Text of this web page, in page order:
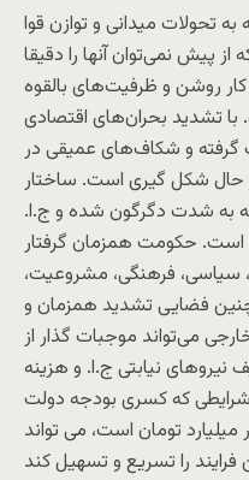
به تحولات میدانی و توازن قوا
پیش نمی‌توان آنها را دقیقا
روشن و ظرفیت‌های بالقوه
تشدید بحران‌های اقتصادی
و شکاف‌های عمیقی در
حال شکل گیری است. ساختار
به شدت دگرگون شده و ج.ا.
است. حکومت همزمان گرفتار
سیاسی، فرهنگی، مشروعیت،
فضایی تشدید همزمان و
می‌تواند موجبات گذار از
نیروهای نیابتی ج.ا. و هزینه
شرایطی که کسری بودجه دولت
سال جاری بیش از ۸۵۰ هزار میلیارد تومان است، می تواند